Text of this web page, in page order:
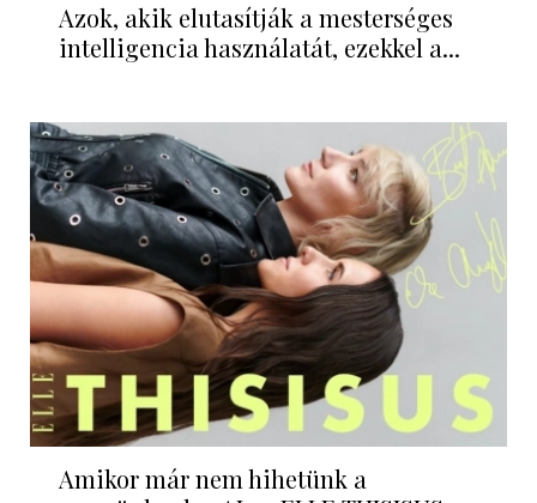
Azok, akik elutasítják a mesterséges
intelligencia használatát, ezekkel a...
Amikor már nem hihetünk a